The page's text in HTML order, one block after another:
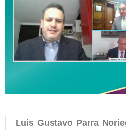
Luis Gustavo Parra